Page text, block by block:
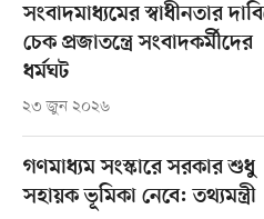
সংবাদমাধ্যমের স্বাধীনতার
চেক প্রজাতন্ত্রে সংবাদকর্মীদের
ধর্মঘট
২৩ জুন ২০২৬
গণমাধ্যম সংস্কারে সরকার শুধু
সহায়ক ভূমিকা নেবে: তথ্যমন্ত্রী